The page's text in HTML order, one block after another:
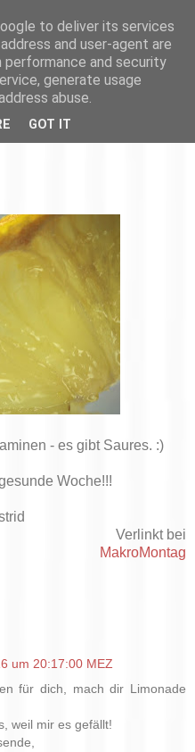
- es gibt Saures. :)
Woche!!!
Verlinkt bei
MakroMontag
um 20:17:00 MEZ
für dich, mach dir Limonade
weil mir es gefällt!
to deliver its services
and user-agent are
performance and security
generate usage
abuse.
GOT IT